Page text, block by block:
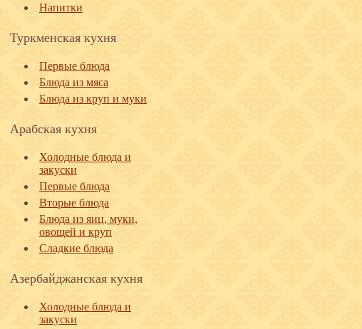
Напитки
Туркменская кухня
Первые блюда
Блюда из мяса
Блюда из круп и муки
Арабская кухня
Холодные блюда и
закуски
Первые блюда
Вторые блюда
Блюда из яиц, муки,
овощей и круп
Сладкие блюда
Азербайджанская кухня
Холодные блюда и
закуски